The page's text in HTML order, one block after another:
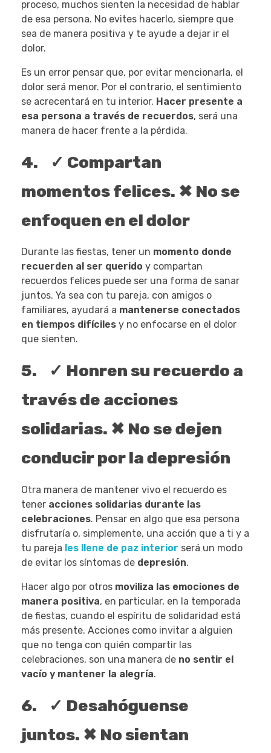
proceso, muchos sienten la necesidad de hablar
de esa persona. No evites hacerlo, siempre que
sea de manera positiva y te ayude a dejar ir el
dolor.
Es un error pensar que, por evitar mencionarla, el
dolor será menor. Por el contrario, el sentimiento
se acrecentará en tu interior. Hacer presente a
esa persona a través de recuerdos, será una
manera de hacer frente a la pérdida.
4. ✓ Compartan
momentos felices. ✖ No se
enfoquen en el dolor
Durante las fiestas, tener un momento donde
recuerden al ser querido y compartan
recuerdos felices puede ser una forma de sanar
juntos. Ya sea con tu pareja, con amigos o
familiares, ayudará a mantenerse conectados
en tiempos difíciles y no enfocarse en el dolor
que sienten.
5. ✓ Honren su recuerdo a
través de acciones
solidarias. ✖ No se dejen
conducir por la depresión
Otra manera de mantener vivo el recuerdo es
tener acciones solidarias durante las
celebraciones. Pensar en algo que esa persona
disfrutaría o, simplemente, una acción que a ti y a
tu pareja les llene de paz interior será un modo
de evitar los síntomas de depresión.
Hacer algo por otros moviliza las emociones de
manera positiva, en particular, en la temporada
de fiestas, cuando el espíritu de solidaridad está
más presente. Acciones como invitar a alguien
que no tenga con quién compartir las
celebraciones, son una manera de no sentir el
vacío y mantener la alegría.
6. ✓ Desahóguense
juntos. ✖ No sientan